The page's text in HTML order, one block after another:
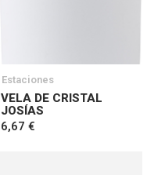
Estaciones
VELA DE CRISTAL
JOSÍAS
6,67 €